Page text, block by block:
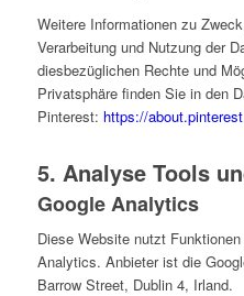
Weitere Informationen zu
Verarbeitung und Nutzung der
diesbezüglichen Rechte und
Privatsphäre finden Sie in den
Pinterest: https://
5. Analyse Tools
Google Analytics
Diese Website nutzt
Analytics. Anbieter ist die
Barrow Street, Dublin 4, Irland.